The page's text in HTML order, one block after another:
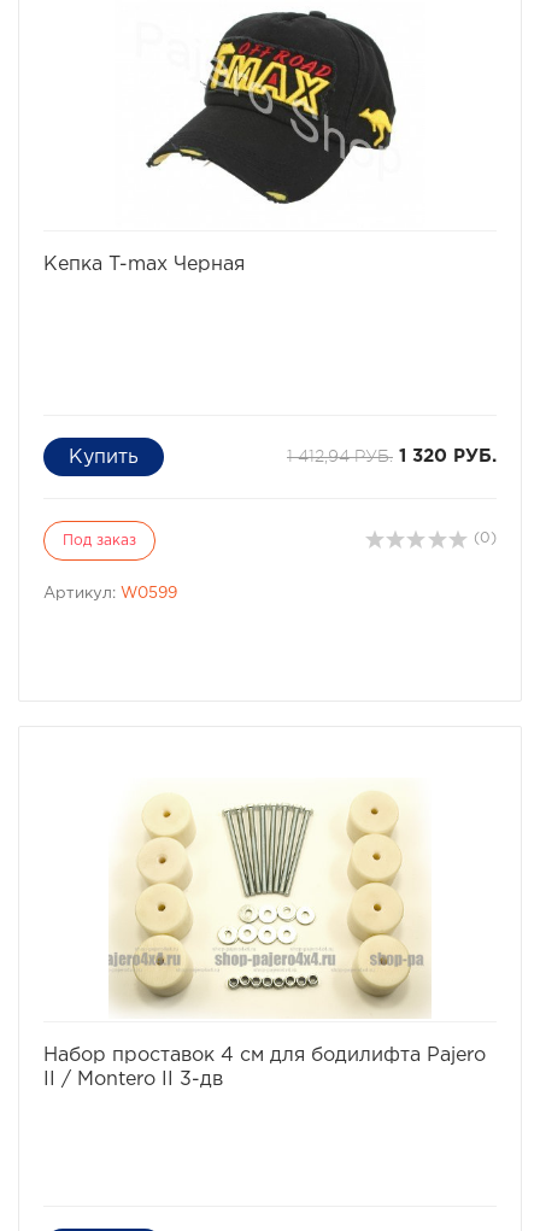
Ровное пятно мягкого рассеяного света не режет глаз,
позволяя спокойно работать в зоне освещения.
Рекомендуется применять как фару ближнего света
в(на) бампере, так и как фары заднего хода.
Кепка T-max Черная
1 412,94 РУБ. 1 320 РУБ.
Под заказ (0)
Артикул: W0599
Набор проставок 4 см для бодилифта Pajero
II / Montero II 3-дв